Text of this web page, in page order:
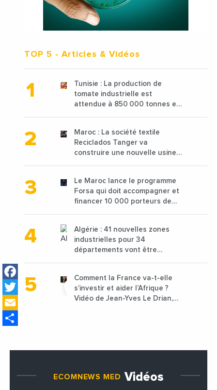
Facebook
Twitter
TOP 5 - Articles & Vidéos
Tunisie : La production de
tomate industrielle est
attendue à 850 000 tonnes en
Maroc : La société textile
Reciclados Tanger va
construire une nouvelle usine
Le Maroc lance le programme
Forsa qui doit accompagner et
financer 10 000 porteurs de
Algérie : 41 nouvelles zones
industrielles pour 34
départements vont être
Comment la France va-t-elle
s’investir et aider l’Afrique ?
Vidéo de Jean-Yves Le Drian,
ECOMNEWS MED Vidéos